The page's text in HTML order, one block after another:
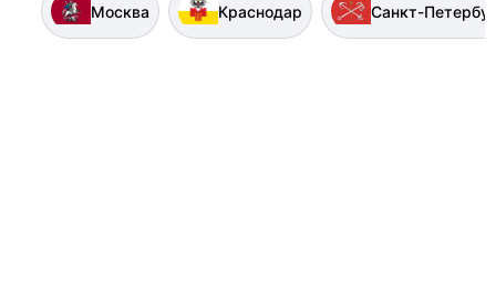
Москва Краснодар Санкт-